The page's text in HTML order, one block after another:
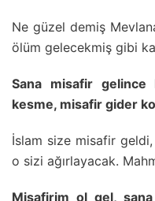
Ne güzel demiş
ölüm gelecekmiş gibi
Sana misafir gelince
kesme, misafir gider
İslam size misafir
o sizi ağırlayacak.
Misafirim ol gel,